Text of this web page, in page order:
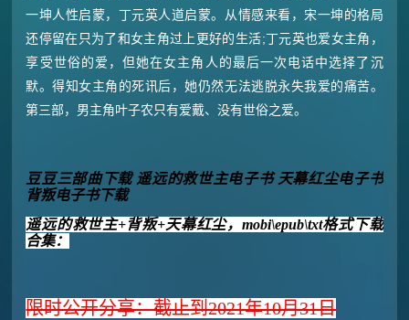
一坤人性启蒙，丁元英人道启蒙。从情感来看，宋一坤的格局
还停留在只为了和女主角过上更好的生活;丁元英也爱女主角，
享受世俗的爱，但她在女主角人的最后一次电话中选择了沉
默。得知女主角的死讯后，她仍然无法逃脱永失我爱的痛苦。
第三部，男主角叶子农只有爱戴、没有世俗之爱。
豆豆三部曲下载 遥远的救世主电子书 天幕红尘电子书
背叛电子书下载
遥远的救世主+背叛+天幕红尘，mobi\epub\txt格式下载
合集：
限时公开分享：截止到2021年10月31日